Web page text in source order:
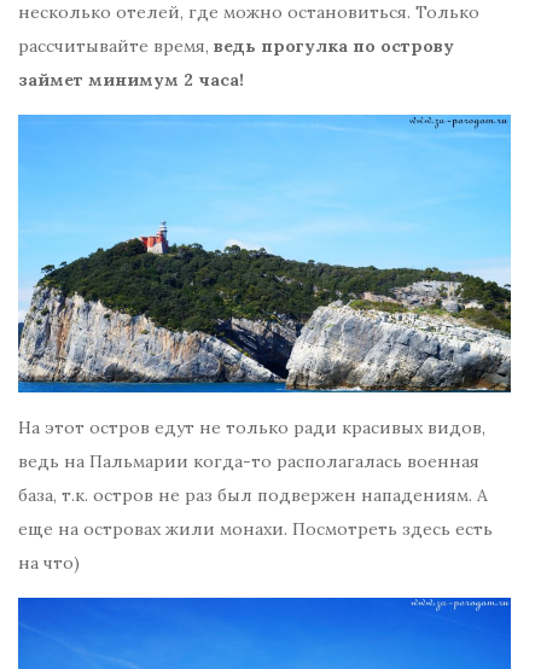
несколько отелей, где можно остановиться. Только
рассчитывайте время, ведь прогулка по острову
займет минимум 2 часа!
На этот остров едут не только ради красивых видов,
ведь на Пальмарии когда-то располагалась военная
база, т.к. остров не раз был подвержен нападениям. А
еще на островах жили монахи. Посмотреть здесь есть
на что)